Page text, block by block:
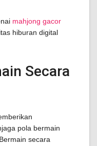
mahjong gacor
hiburan digital
Secara
pola bermain
secara